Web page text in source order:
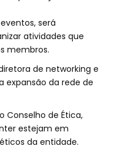
será
atividades que
membros.
de networking e
expansão da rede de
Conselho de Ética,
estejam em
da entidade.